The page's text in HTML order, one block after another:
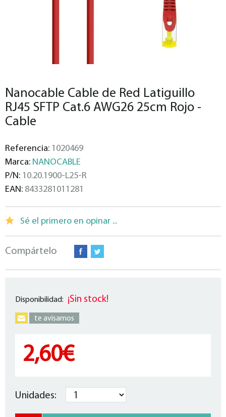
Nanocable Cable de Red Latiguillo
RJ45 SFTP Cat.6 AWG26 25cm Rojo -
Cable
Referencia: 1020469
Marca: NANOCABLE
P/N: 10.20.1900-L25-R
EAN: 8433281011281
Sé el primero en opinar ...
Compártelo
Disponibilidad: ¡Sin stock!
te avisamos
2,60€
Unidades: